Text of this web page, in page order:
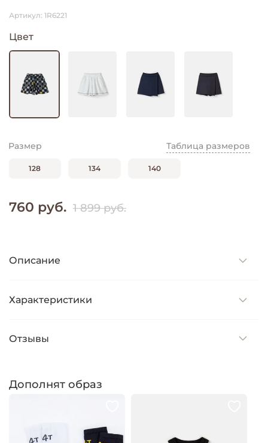
Артикул: 1R6221
Цвет
Таблица размеров
Размер
128 134 140
760 руб. 1 899 руб.
Описание
Характеристики
Отзывы
Дополнят образ